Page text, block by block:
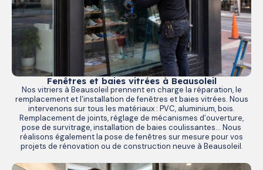
Fenêtres et baies vitrées à Beausoleil
Nos vitriers à Beausoleil prennent en charge la réparation, le
remplacement et l’installation de fenêtres et baies vitrées. Nous
intervenons sur tous les matériaux : PVC, aluminium, bois.
Remplacement de joints, réglage de mécanismes d’ouverture,
pose de survitrage, installation de baies coulissantes… Nous
réalisons également la pose de fenêtres sur mesure pour vos
projets de rénovation ou de construction neuve à Beausoleil.